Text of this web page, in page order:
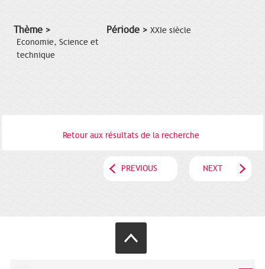
Thème >
Economie, Science et
technique
Période > XXIe siècle
Retour aux résultats de la recherche
PREVIOUS NEXT